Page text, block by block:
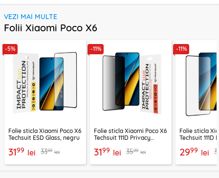
VEZI MAI MULTE
Folii Xiaomi Poco X6
-5%
Folie sticla Xiaomi Poco X6
Techsuit ESD Glass, negru
3199 lei 3399 lei
-11%
Folie sticla Xiaomi Poco X6
Techsuit 111D Privacy
3199 lei 3599 lei
-11%
Folie sticla
Techsuit 111D
2999 lei